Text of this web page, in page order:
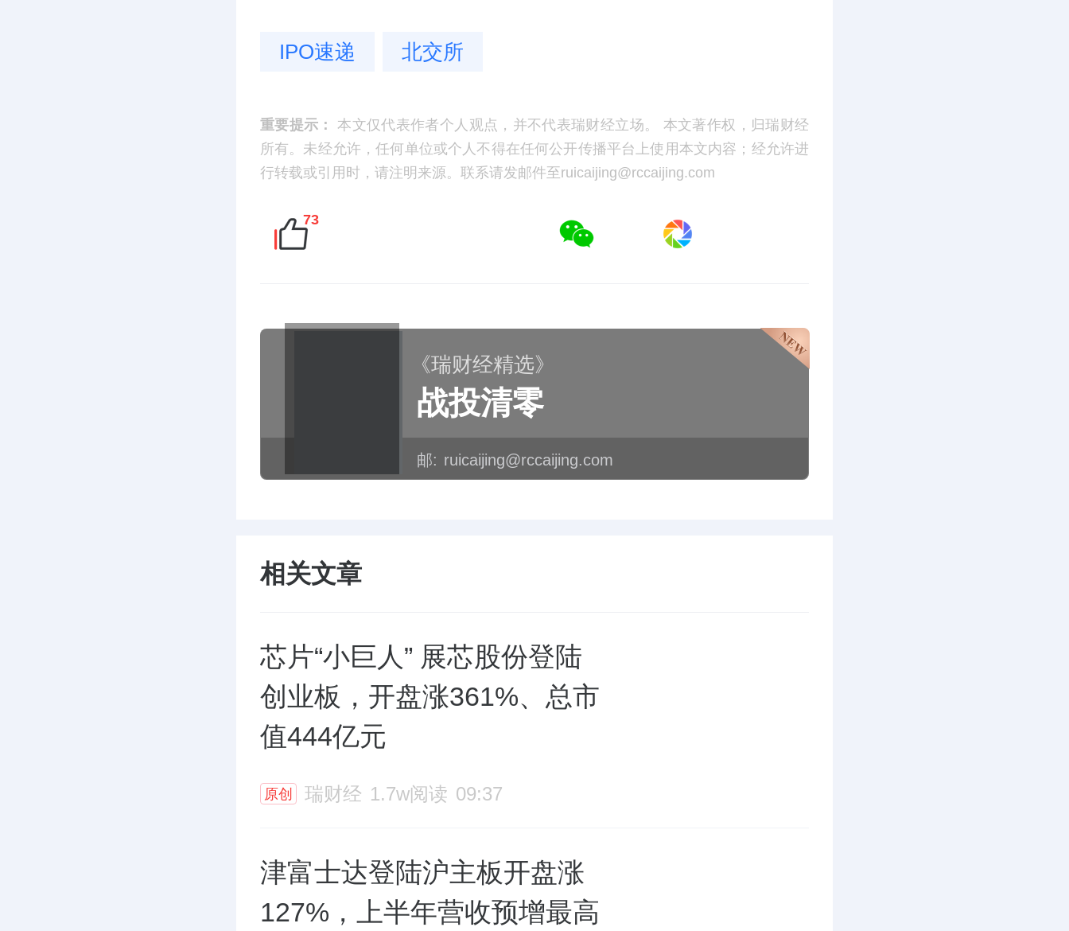
IPO速递 北交所
重要提示：
本文仅代表作者个人观点，并不代表瑞财经立场。 本文著作权，归瑞财经
所有。未经允许，任何单位或个人不得在任何公开传播平台上使用本文内容；经允许进
行转载或引用时，请注明来源。联系请发邮件至ruicaijing@rccaijing.com
73
《瑞财经精选》
战投清零
邮: ruicaijing@rccaijing.com
相关文章
芯片“小巨人” 展芯股份登陆
创业板，开盘涨361%、总市
值444亿元
原创 瑞财经 1.7w阅读 09:37
津富士达登陆沪主板开盘涨
127%，上半年营收预增最高